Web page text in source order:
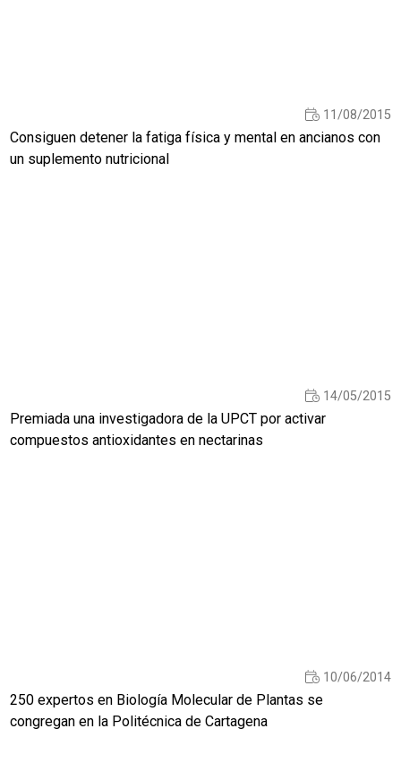
11/08/2015
Consiguen detener la fatiga física y mental en ancianos con
un suplemento nutricional
14/05/2015
Premiada una investigadora de la UPCT por activar
compuestos antioxidantes en nectarinas
10/06/2014
250 expertos en Biología Molecular de Plantas se
congregan en la Politécnica de Cartagena